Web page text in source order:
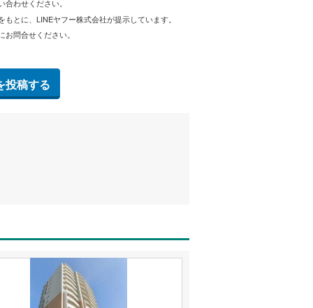
わせください。
もとに、LINEヤフー株式会社が提示しています。
問合せください。
投稿する